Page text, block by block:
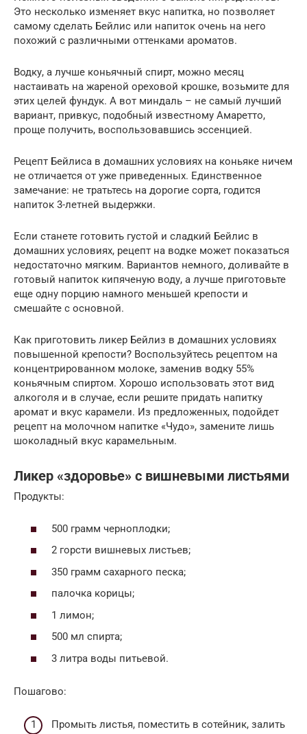
Это несколько изменяет вкус напитка, но позволяет
самому сделать Бейлис или напиток очень на него
похожий с различными оттенками ароматов.
Водку, а лучше коньячный спирт, можно месяц
настаивать на жареной ореховой крошке, возьмите для
этих целей фундук. А вот миндаль – не самый лучший
вариант, привкус, подобный известному Амаретто,
проще получить, воспользовавшись эссенцией.
Рецепт Бейлиса в домашних условиях на коньяке ничем
не отличается от уже приведенных. Единственное
замечание: не тратьтесь на дорогие сорта, годится
напиток 3-летней выдержки.
Если станете готовить густой и сладкий Бейлис в
домашних условиях, рецепт на водке может показаться
недостаточно мягким. Вариантов немного, доливайте в
готовый напиток кипяченую воду, а лучше приготовьте
еще одну порцию намного меньшей крепости и
смешайте с основной.
Как приготовить ликер Бейлиз в домашних условиях
повышенной крепости? Воспользуйтесь рецептом на
концентрированном молоке, заменив водку 55%
коньячным спиртом. Хорошо использовать этот вид
алкоголя и в случае, если решите придать напитку
аромат и вкус карамели. Из предложенных, подойдет
рецепт на молочном напитке «Чудо», замените лишь
шоколадный вкус карамельным.
Ликер «здоровье» с вишневыми листьями
Продукты:
500 грамм черноплодки;
2 горсти вишневых листьев;
350 грамм сахарного песка;
палочка корицы;
1 лимон;
500 мл спирта;
3 литра воды питьевой.
Пошагово:
Промыть листья, поместить в сотейник, залить